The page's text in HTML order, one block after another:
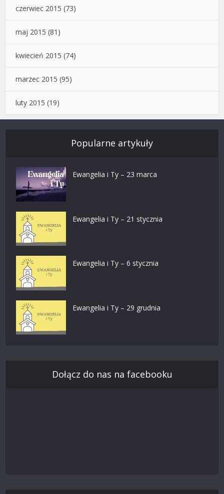
czerwiec 2015 (73)
maj 2015 (81)
kwiecień 2015 (74)
marzec 2015 (95)
luty 2015 (19)
Popularne artykuły
Ewangelia i Ty – 23 marca
Ewangelia i Ty – 21 stycznia
Ewangelia i Ty – 6 stycznia
Ewangelia i Ty – 29 grudnia
Dołącz do nas na facebooku